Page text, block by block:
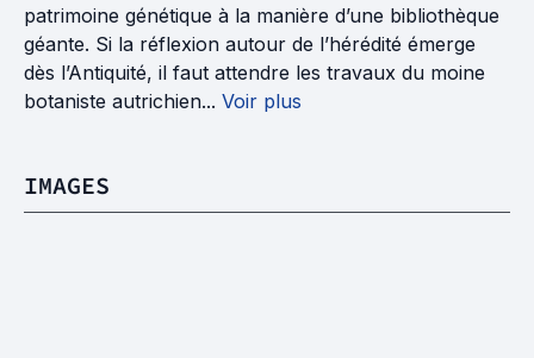
patrimoine génétique à la manière d’une bibliothèque
géante. Si la réflexion autour de l’hérédité émerge
dès l’Antiquité, il faut attendre les travaux du moine
botaniste autrichien... Voir plus
IMAGES